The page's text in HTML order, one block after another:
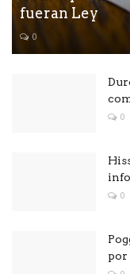
fueran Ley
0
0
0
por